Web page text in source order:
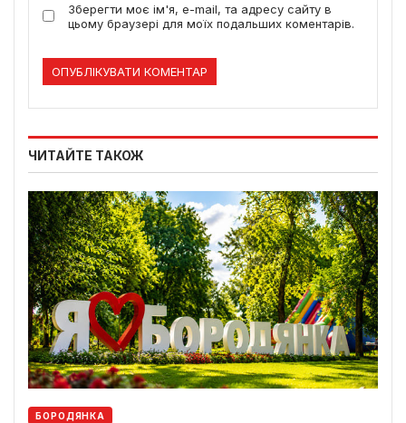
Зберегти моє ім'я, e-mail, та адресу сайту в
цьому браузері для моїх подальших коментарів.
ЧИТАЙТЕ ТАКОЖ
БОРОДЯНКА